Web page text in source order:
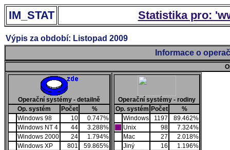
IM_STAT Statistika pro:
Výpis za období: Listopad 2009
Informace o
Operační systémy - detailně
Op. systém
Počet
%
Windows 98
10
0.747%
Windows NT 4
44
3.288%
Windows 2000
24
1.794%
Windows XP
801
59.865%
Operační systémy - rodiny
Op. systém Počet
%
Windows
1197
89.462%
Unix
98
7.324%
Mac
27
2.018%
Jiný
16
1.196%